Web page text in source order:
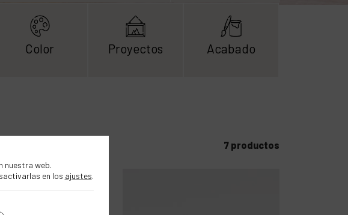
Color Proyectos Acabado
7 productos
nuestra web.
en los ajustes.